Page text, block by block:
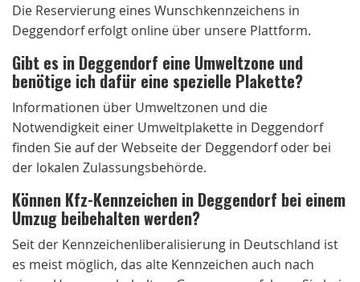
Die Reservierung eines Wunschkennzeichens in
Deggendorf erfolgt online über unsere Plattform.
Gibt es in Deggendorf eine Umweltzone und
benötige ich dafür eine spezielle Plakette?
Informationen über Umweltzonen und die
Notwendigkeit einer Umweltplakette in Deggendorf
finden Sie auf der Webseite der Deggendorf oder bei
der lokalen Zulassungsbehörde.
Können Kfz-Kennzeichen in Deggendorf bei einem
Umzug beibehalten werden?
Seit der Kennzeichenliberalisierung in Deutschland ist
es meist möglich, das alte Kennzeichen auch nach